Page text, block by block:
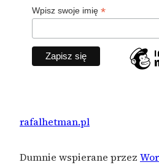
Wpisz swoje imię *
rafalhetman.pl
Dumnie wspierane przez